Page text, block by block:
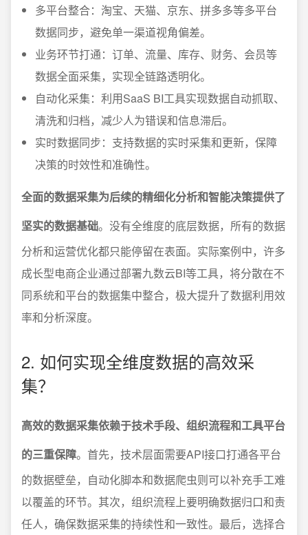
多平台整合：淘宝、天猫、京东、拼多多等多平台
数据同步，避免单一渠道视角偏差。
业务环节打通：订单、流量、库存、财务、会员等
数据全面采集，实现全链路透明化。
自动化采集：利用SaaS BI工具实现数据自动抓取、
清洗和归档，减少人为错误和信息滞后。
实时数据同步：支持数据的实时采集和更新，保障
决策的时效性和准确性。
全面的数据采集为后续的精细化分析和智能决策提供了
坚实的数据基础。没有全维度的底层数据，所有的数据
分析和运营优化都只能停留在表面。实际案例中，许多
成长型电商企业通过部署九数云BI等工具，将分散在不
同系统和平台的数据集中整合，极大提升了数据利用效
率和分析深度。
2. 如何实现全维度数据的高效采
集？
高效的数据采集依赖于技术手段、组织流程和工具平台
的三重保障。首先，技术层面需要API接口打通各平台
的数据壁垒，自动化脚本和数据爬虫则可以补充手工难
以覆盖的环节。其次，组织流程上要明确数据归口和责
任人，确保数据采集的持续性和一致性。最后，选择合